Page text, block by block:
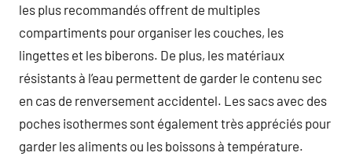
les plus recommandés offrent de multiples
compartiments pour organiser les couches, les
lingettes et les biberons. De plus, les matériaux
résistants à l’eau permettent de garder le contenu sec
en cas de renversement accidentel. Les sacs avec des
poches isothermes sont également très appréciés pour
garder les aliments ou les boissons à température.